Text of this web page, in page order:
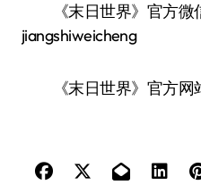
《末日世界》官方微
jiangshiweicheng
《末日世界》官方网